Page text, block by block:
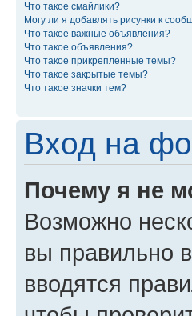
Что такое смайлики?
Могу ли я добавлять рисунки к
Что такое важные объявления?
Что такое объявления?
Что такое прикрепленные темы?
Что такое закрытые темы?
Что такое значки тем?
Вход на
Почему я не
Возможно
вы правильно
вводятся